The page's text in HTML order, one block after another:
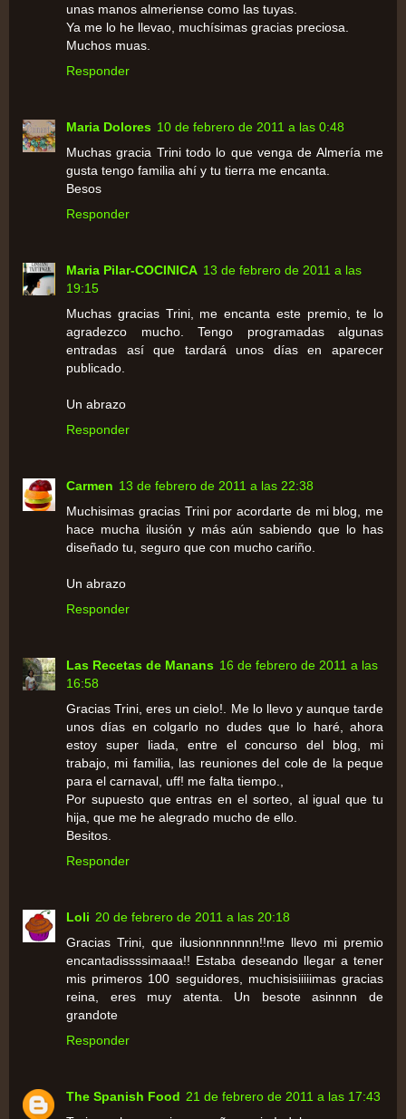
unas manos almeriense como las tuyas.
Ya me lo he llevao, muchísimas gracias preciosa.
Muchos muas.
Responder
Maria Dolores 10 de febrero de 2011 a las 0:48
Muchas gracia Trini todo lo que venga de Almería me
gusta tengo familia ahí y tu tierra me encanta.
Besos
Responder
Maria Pilar-COCINICA 13 de febrero de 2011 a las
19:15
Muchas gracias Trini, me encanta este premio, te lo
agradezco mucho. Tengo programadas algunas
entradas así que tardará unos días en aparecer
publicado.
Un abrazo
Responder
Carmen 13 de febrero de 2011 a las 22:38
Muchisimas gracias Trini por acordarte de mi blog, me
hace mucha ilusión y más aún sabiendo que lo has
diseñado tu, seguro que con mucho cariño.
Un abrazo
Responder
Las Recetas de Manans 16 de febrero de 2011 a las
16:58
Gracias Trini, eres un cielo!. Me lo llevo y aunque tarde
unos días en colgarlo no dudes que lo haré, ahora
estoy super liada, entre el concurso del blog, mi
trabajo, mi familia, las reuniones del cole de la peque
para el carnaval, uff! me falta tiempo.,
Por supuesto que entras en el sorteo, al igual que tu
hija, que me he alegrado mucho de ello.
Besitos.
Responder
Loli 20 de febrero de 2011 a las 20:18
Gracias Trini, que ilusionnnnnnn!!me llevo mi premio
encantadissssimaaa!! Estaba deseando llegar a tener
mis primeros 100 seguidores, muchisisiiiiimas gracias
reina, eres muy atenta. Un besote asinnnn de
grandote
Responder
The Spanish Food 21 de febrero de 2011 a las 17:43